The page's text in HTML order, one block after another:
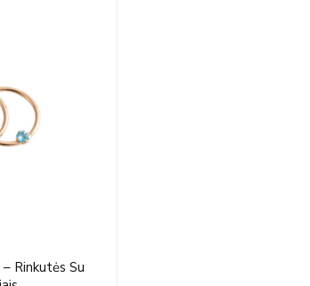
Rinkutės Su
range: